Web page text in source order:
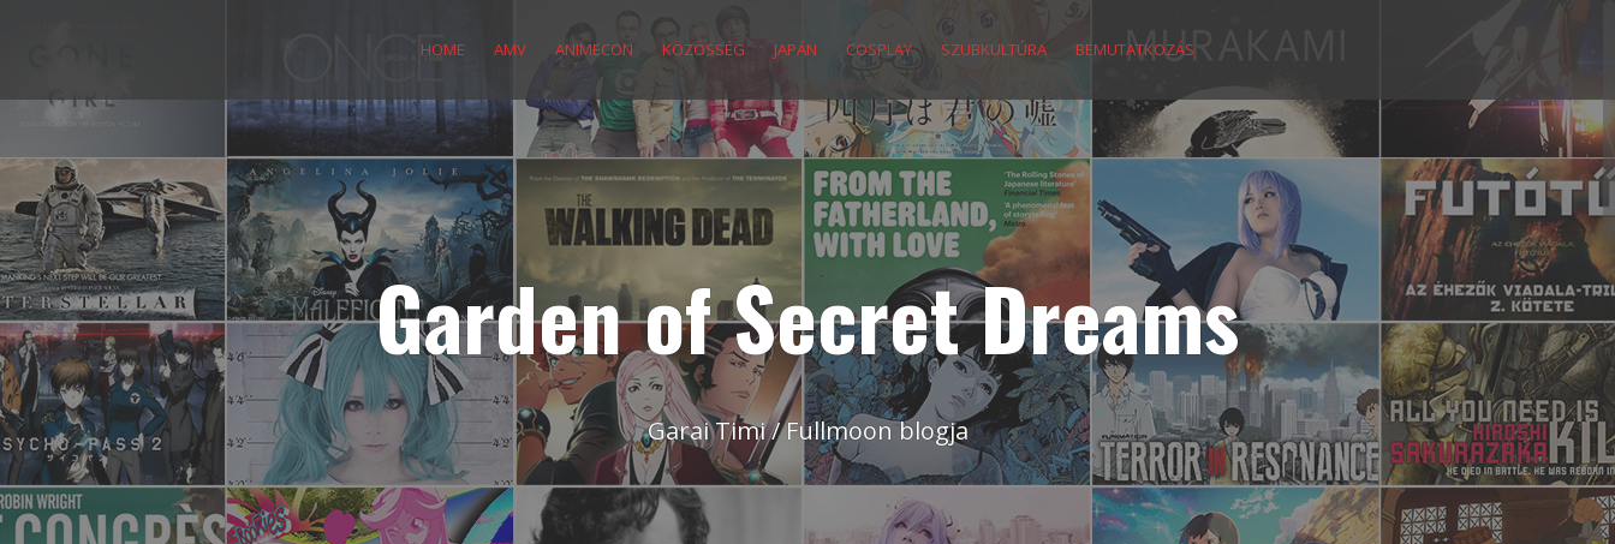
HOME AMV ANIMECON KÖZÖSSÉG JAPÁN COSPLAY SZUBKULTÚRA BEMUTATKOZÁS
Garden of Secret Dreams
Garai Timi / Fullmoon blogja